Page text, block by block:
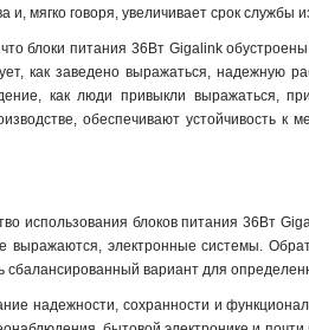
и, мягко говоря, увеличивает срок службы
блоки питания 36Вт Gigalink
как заведено выражаться, надежную
как люди привыкли выражаться,
обеспечивают устойчивость к
использования блоков питания 36Вт
выражаются, электронные системы.
вариант для
надежности, сохранности и